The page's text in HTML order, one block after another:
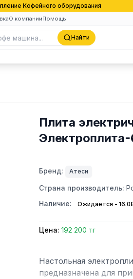
Кофейного оборудования
О компанииПомощь
Найти
Плита
Бренд: Атеси
Страна производитель:
Наличие:
Ожидается -
Цена: 192 200 тг
Настольная
предназначена для